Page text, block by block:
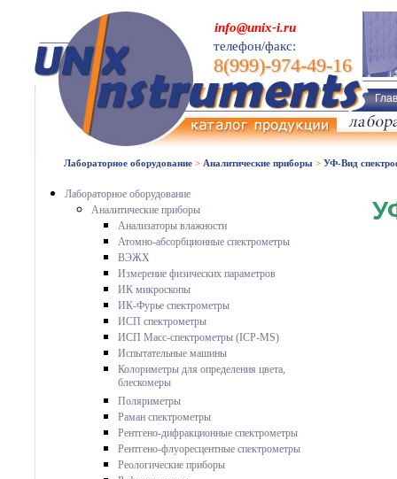
info@unix-i.ru
телефон/факс:
8(999)-974-49-16
Лабораторное оборудование > Аналитические приборы > УФ-Вид
Лабораторное оборудование
Аналитические приборы
Анализаторы влажности
Атомно-абсорбционные спектрометры
ВЭЖХ
Измерение физических параметров
ИК микроскопы
ИК-Фурье спектрометры
ИСП спектрометры
ИСП Масс-спектрометры (ICP-MS)
Испытательные машины
Колориметры для определения цвета,
блескомеры
Поляриметры
Раман спектрометры
Рентгено-дифракционные спектрометры
Рентгено-флуоресцентные спектрометры
Реологические приборы